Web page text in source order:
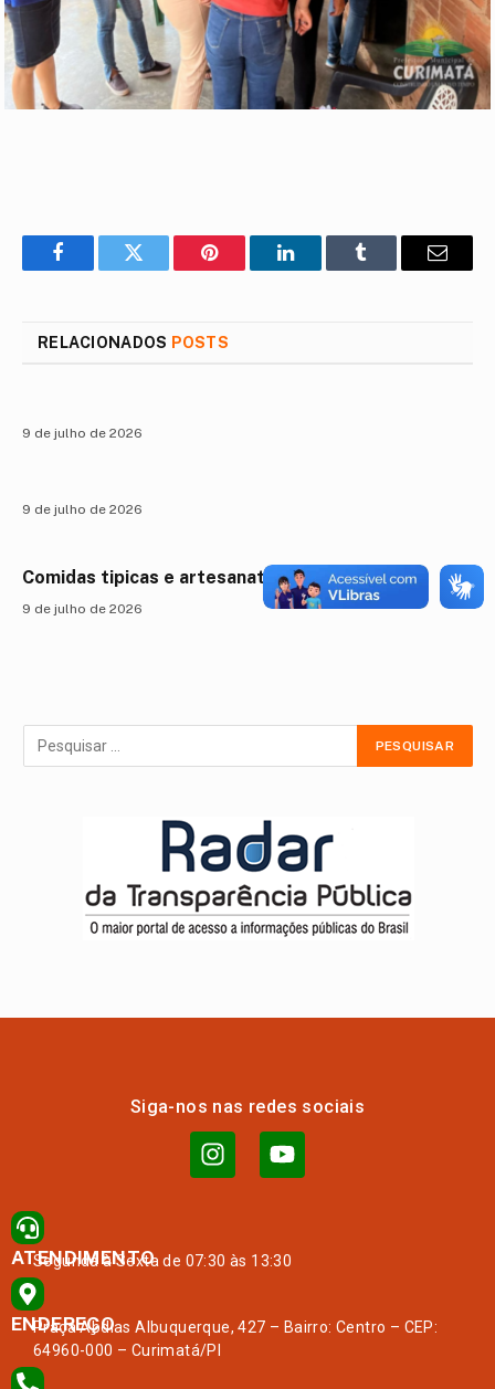
FacebookTwitter Pinterest LinkedInTumblr
E-
RELACIONADOS POSTS
9 de julho de 2026
9 de julho de 2026
Comidas tipicas e artesanatos.
9 de julho de 2026
Siga-nos nas redes sociais
ATENDIMENTO
Segunda à Sexta de 07:30 às 13:30
ENDEREÇO
Praça Abdias Albuquerque, 427 – Bairro: Centro – CEP:
64960-000 – Curimatá/PI